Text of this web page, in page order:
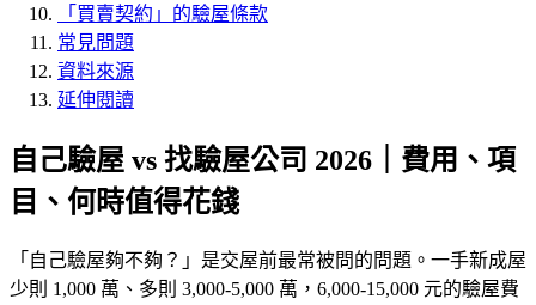
「買賣契約」的驗屋條款
常見問題
資料來源
延伸閱讀
自己驗屋 vs 找驗屋公司 2026｜費用、項
目、何時值得花錢
「 自己驗屋夠不夠？ 」是交屋前最常被問的問題。一手新成屋
少則 1,000 萬、多則 3,000-5,000 萬， 6,000-15,000 元的驗屋費